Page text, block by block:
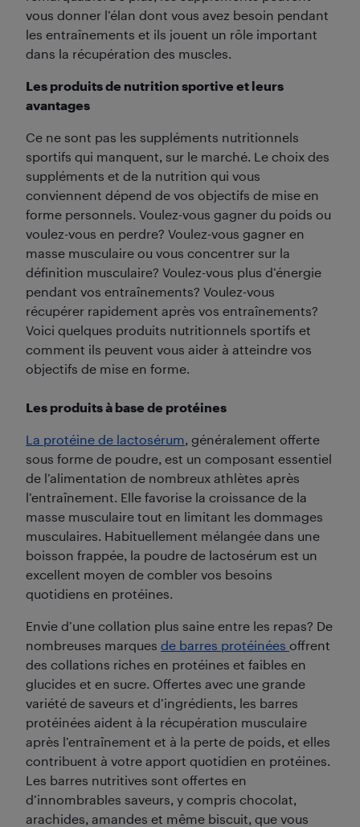
vous donner l’élan dont vous avez besoin pendant
les entraînements et ils jouent un rôle important
dans la récupération des muscles.
Les produits de nutrition sportive et leurs
avantages
Ce ne sont pas les suppléments nutritionnels
sportifs qui manquent, sur le marché. Le choix des
suppléments et de la nutrition qui vous
conviennent dépend de vos objectifs de mise en
forme personnels. Voulez-vous gagner du poids ou
voulez-vous en perdre? Voulez-vous gagner en
masse musculaire ou vous concentrer sur la
définition musculaire? Voulez-vous plus d’énergie
pendant vos entraînements? Voulez-vous
récupérer rapidement après vos entraînements?
Voici quelques produits nutritionnels sportifs et
comment ils peuvent vous aider à atteindre vos
objectifs de mise en forme.
Les produits à base de protéines
La protéine de lactosérum, généralement offerte
sous forme de poudre, est un composant essentiel
de l’alimentation de nombreux athlètes après
l’entraînement. Elle favorise la croissance de la
masse musculaire tout en limitant les dommages
musculaires. Habituellement mélangée dans une
boisson frappée, la poudre de lactosérum est un
excellent moyen de combler vos besoins
quotidiens en protéines.
Envie d’une collation plus saine entre les repas? De
nombreuses marques de barres protéinées offrent
des collations riches en protéines et faibles en
glucides et en sucre. Offertes avec une grande
variété de saveurs et d’ingrédients, les barres
protéinées aident à la récupération musculaire
après l’entraînement et à la perte de poids, et elles
contribuent à votre apport quotidien en protéines.
Les barres nutritives sont offertes en
d’innombrables saveurs, y compris chocolat,
arachides, amandes et même biscuit, que vous